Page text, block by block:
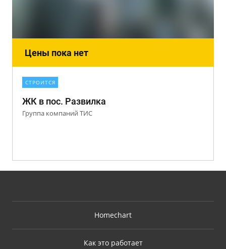
Цены пока нет
СТРОИТСЯ
ЖК в пос. Развилка
Группа компаний ТИС
Homechart
Как это работает